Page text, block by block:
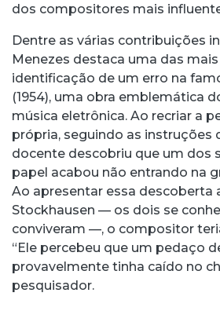
dos compositores mais
Dentre as várias contribuições
Menezes destaca uma das mais
identificação de um erro na
(1954), uma obra emblemática
música eletrônica. Ao recriar a
própria, seguindo as instruções
docente descobriu que um dos
papel acabou não entrando na
Ao apresentar essa descoberta
Stockhausen — os dois se
conviveram —, o compositor
“Ele percebeu que um pedaço
provavelmente tinha caído no
pesquisador.